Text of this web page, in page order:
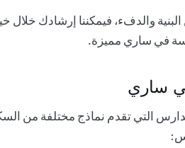
والدفء، فيمكننا إرشادك خلال
في ساري مميزة.
ساري
التي تقدم نماذج مختلفة من